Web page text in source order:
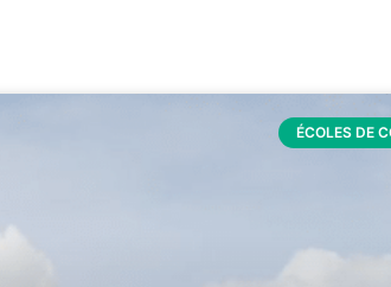
ÉCOLES DE